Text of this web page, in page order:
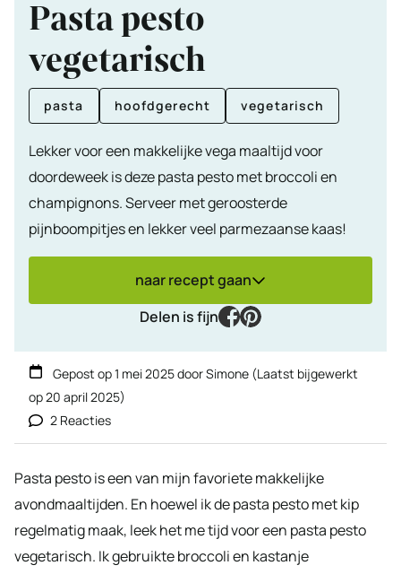
Pasta pesto
vegetarisch
pasta hoofdgerecht vegetarisch
Lekker voor een makkelijke vega maaltijd voor
doordeweek is deze pasta pesto met broccoli en
champignons. Serveer met geroosterde
pijnboompitjes en lekker veel parmezaanse kaas!
naar recept gaan
Delen is fijn
facebook
pinterest
Gepost op1 mei 2025doorSimone (Laatst bijgewerkt
op20 april 2025)
2 Reacties
Pasta pesto is een van mijn favoriete makkelijke
avondmaaltijden. En hoewel ik de pasta pesto met kip
regelmatig maak, leek het me tijd voor een pasta pesto
vegetarisch. Ik gebruikte broccoli en kastanje